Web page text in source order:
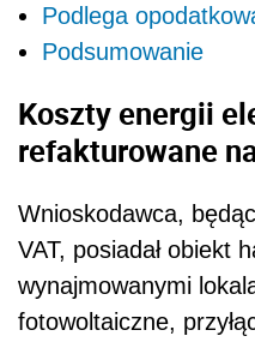
Podlega
Podsumowanie
Koszty energii
refakturowane
Wnioskodawca,
VAT, posiadał obiekt
wynajmowanymi
fotowoltaiczne,